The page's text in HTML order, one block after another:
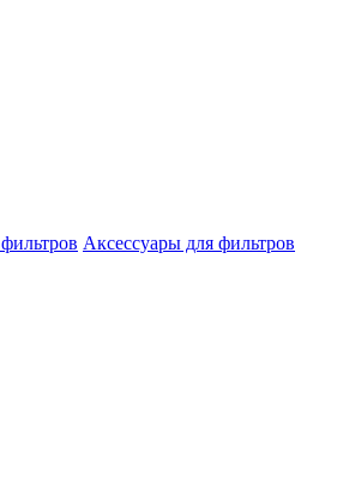
Аксессуары для фильтров